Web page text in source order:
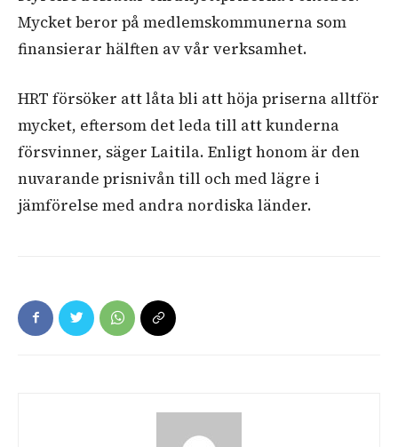
Mycket beror på medlemskommunerna som
finansierar hälften av vår verksamhet.
HRT försöker att låta bli att höja priserna alltför
mycket, eftersom detleda till att kunderna
försvinner, säger Laitila. Enligt honom är den
nuvarande prisnivån till och med lägre i
jämförelse med andra nordiska länder.